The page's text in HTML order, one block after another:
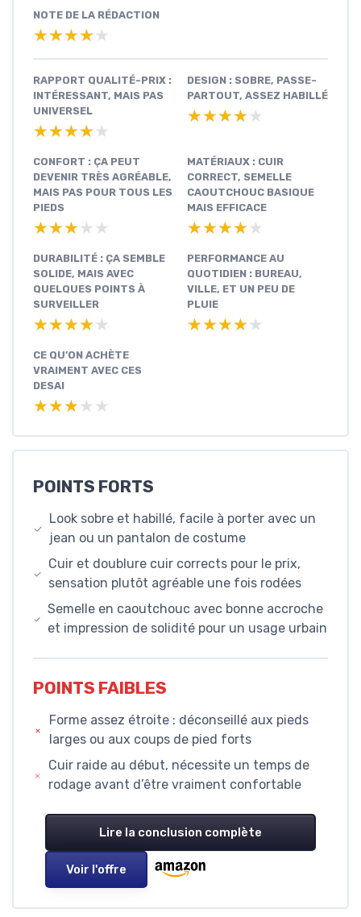
NOTE DE LA RÉDACTION
★★★★★
★★★★★
RAPPORT QUALITÉ-PRIX :
INTÉRESSANT, MAIS PAS
UNIVERSEL
★★★★★
★★★★★
DESIGN : SOBRE, PASSE-
PARTOUT, ASSEZ HABILLÉ
★★★★★
★★★★★
CONFORT : ÇA PEUT
DEVENIR TRÈS AGRÉABLE,
MAIS PAS POUR TOUS LES
PIEDS
★★★★★
★★★★★
MATÉRIAUX : CUIR
CORRECT, SEMELLE
CAOUTCHOUC BASIQUE
MAIS EFFICACE
★★★★★
★★★★★
DURABILITÉ : ÇA SEMBLE
SOLIDE, MAIS AVEC
QUELQUES POINTS À
SURVEILLER
★★★★★
★★★★★
PERFORMANCE AU
QUOTIDIEN : BUREAU,
VILLE, ET UN PEU DE
PLUIE
★★★★★
★★★★★
CE QU’ON ACHÈTE
VRAIMENT AVEC CES
DESAI
★★★★★
★★★★★
POINTS FORTS
Look sobre et habillé, facile à porter avec un
jean ou un pantalon de costume
Cuir et doublure cuir corrects pour le prix,
sensation plutôt agréable une fois rodées
Semelle en caoutchouc avec bonne accroche
et impression de solidité pour un usage urbain
POINTS FAIBLES
Forme assez étroite : déconseillé aux pieds
larges ou aux coups de pied forts
Cuir raide au début, nécessite un temps de
rodage avant d’être vraiment confortable
Lire la conclusion complète
Voir l'offre